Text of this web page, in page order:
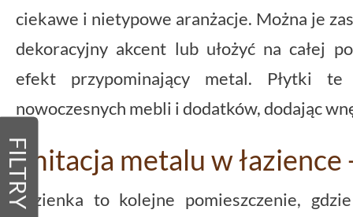
FILTRY
ciekawe i nietypowe aranżacje. Można je
dekoracyjny akcent lub ułożyć na całej
efekt przypominający metal. Płytki te
nowoczesnych mebli i dodatków, dodając
Imitacja metalu w
Łazienka to kolejne pomieszczenie,